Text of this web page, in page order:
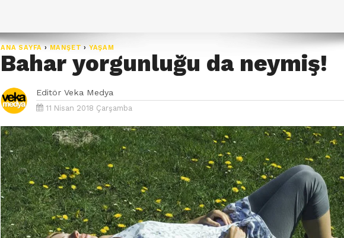
ANA SAYFA › MANŞET › YAŞAM
Bahar yorgunluğu da neymiş!
Editör Veka Medya
11 Nisan 2018 Çarşamba